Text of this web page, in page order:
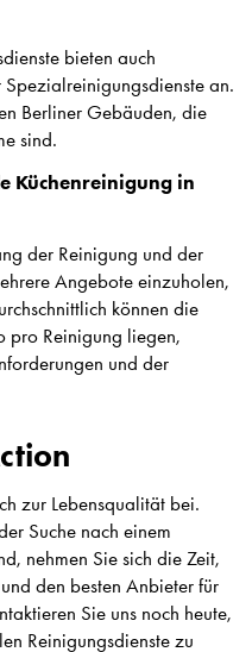
bieten auch
an.
Berliner Gebäuden, die
sind.
Küchenreinigung in
der Reinigung und der
Angebote einzuholen,
können die
pro Reinigung liegen,
und der
zur Lebensqualität bei.
Suche nach einem
nehmen Sie sich die Zeit,
den besten Anbieter für
Sie uns noch heute,
Reinigungsdienste zu